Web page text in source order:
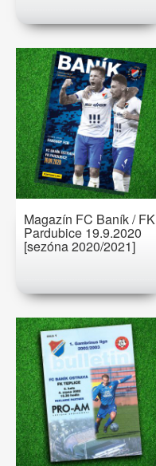
Magazín FC Baník / FK
Pardubice 19.9.2020
[sezóna 2020/2021]